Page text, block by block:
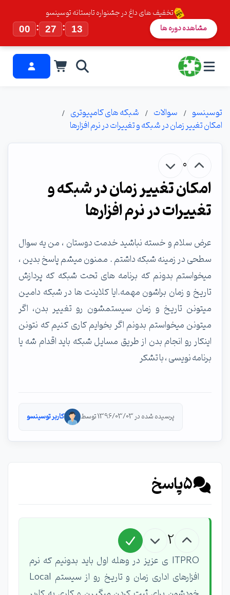
تخفیف های داغ در جشنواره تابستانه توسینسو
00
: 27 : 13 مشاهده دوره ها
توسینسو سوالات
شبکه های کامپیوتری
امکان تغییر زمان در شبکه و تغییرات در نرم افزارها
0
امکان تغییر زمان در شبکه و
تغییرات در نرم افزارها
عرض سلام و خسته نباشید خدمت دوستان ، من یه سوال
سطحی در زمینه شبکه داشتم . ممنون میشم پاسخ بدین ،
میخواستم بدونم که برنامه های تحت شبکه که پردازش
تاریخ و زمان براشون مهمه.ایا کلاینت ها در شبکه دامین
میتونن تاریخ و زمان سیستمشون رو تغییر بدن، اگر
میتونن میخواستم بدونم اگر بخوایم کاری کنیم که نتونن
اینکار رو انجام بدن از طریق مسایل شبکه باید اقدام شه یا
برنامه نویسی ، با تشکر
پرسیده شده در 1396/03/03 توسط کاربر توسینسو
5پاسخ
2
ITPRO ی عزیز در وهله اول باید بدونیم که نرم
افزارهای اداری زمان و تاریخ رو از سیستم Local